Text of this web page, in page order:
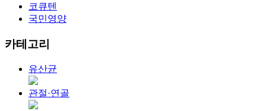
코큐텐
국민영양
카테고리
유산균
관절·연골